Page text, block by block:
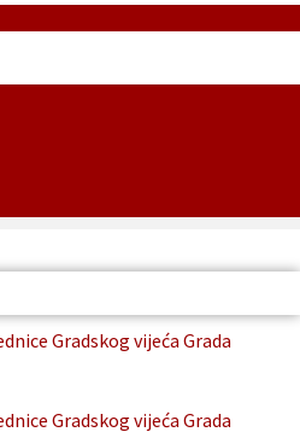
Gradskog vijeća Grada
Gradskog vijeća Grada